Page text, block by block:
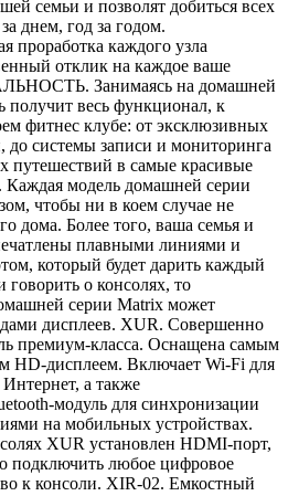
семьи и позволят добиться всех
днем, год за годом.
каждого узла
отклик на каждое ваше
Занимаясь на домашней
получит весь функционал, к
фитнес клубе: от эксклюзивных
системы записи и мониторинга
путешествий в самые красивые
модель домашней серии
чтобы ни в коем случае не
дома. Более того, ваша семья и
плавными линиями и
который будет дарить каждый
говорить о консолях, то
серии Matrix может
дисплеев. XUR. Совершенно
премиум-класса. Оснащена самым
HD-дисплеем. Включает Wi-Fi для
а также
модуль для синхронизации
на мобильных устройствах.
XUR установлен HDMI-порт,
подключить любое цифровое
к консоли. XIR-02. Емкостный